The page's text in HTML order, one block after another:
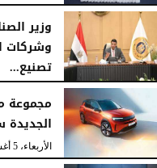
وزير
وشركات
تصنيع...
الأربعاء، 5 أغسطس 2026
مجموعة
الأربعاء، 5 أغسطس 2026